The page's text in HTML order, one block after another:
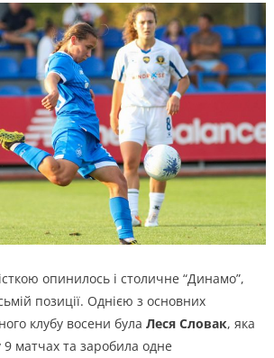
опинилось і столичне “Динамо”,
позиції. Однією з основних
клубу восени була Леся Словак, яка
9 матчах та заробила одне